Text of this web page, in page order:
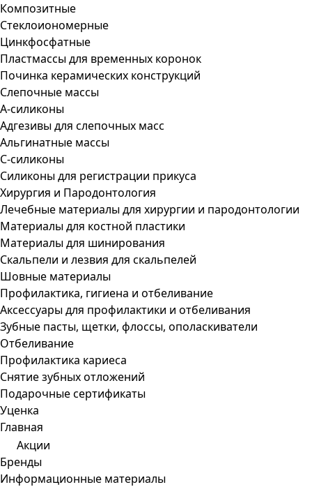
Композитные
Стеклоиономерные
Цинкфосфатные
Пластмассы для временных коронок
Починка керамических конструкций
Слепочные массы
А-силиконы
Адгезивы для слепочных масс
Альгинатные массы
С-силиконы
Силиконы для регистрации прикуса
Хирургия и Пародонтология
Лечебные материалы для хирургии и пародонтологии
Материалы для костной пластики
Материалы для шинирования
Скальпели и лезвия для скальпелей
Шовные материалы
Профилактика, гигиена и отбеливание
Аксессуары для профилактики и отбеливания
Зубные пасты, щетки, флоссы, ополаскиватели
Отбеливание
Профилактика кариеса
Снятие зубных отложений
Подарочные сертификаты
Уценка
Главная
Акции
Бренды
Информационные материалы